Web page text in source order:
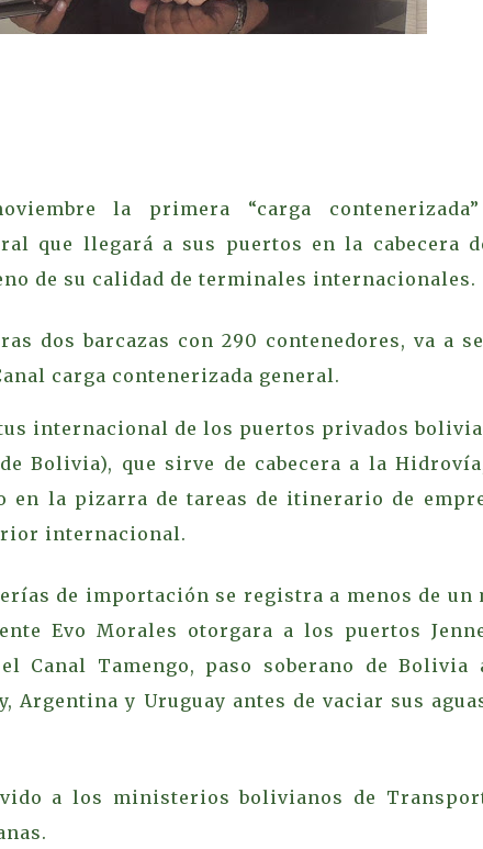
la primera “carga
que llegará a sus puertos en la cabecera
de su calidad de terminales internacionales.
dos barcazas con 290 contenedores, va a
carga contenerizada general.
internacional de los puertos privados
Bolivia), que sirve de cabecera a la
en la pizarra de tareas de itinerario de
internacional.
de importación se registra a menos de un
Evo Morales otorgara a los puertos
Canal Tamengo, paso soberano de Bolivia
Argentina y Uruguay antes de vaciar sus
a los ministerios bolivianos de